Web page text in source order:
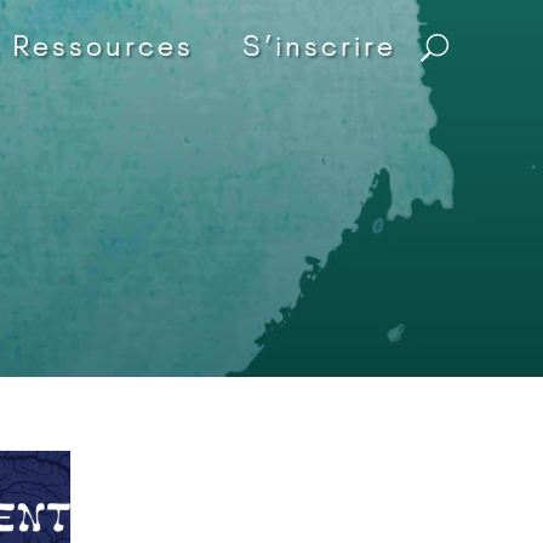
Ressources S’inscrire